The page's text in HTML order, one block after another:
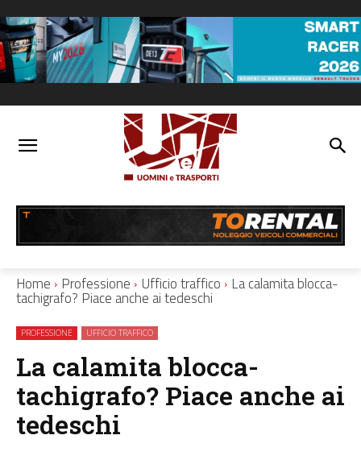
Home Professione Ufficio traffico La calamita blocca-
tachigrafo? Piace anche ai tedeschi
PROFESSIONE UFFICIO TRAFFICO
La calamita blocca-
tachigrafo? Piace anche ai
tedeschi